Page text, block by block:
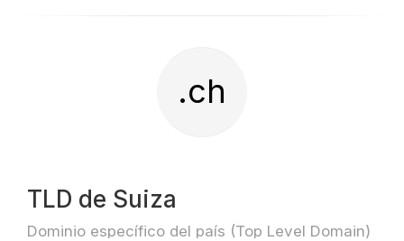
.ch
TLD de Suiza
Dominio específico del país (Top Level Domain)